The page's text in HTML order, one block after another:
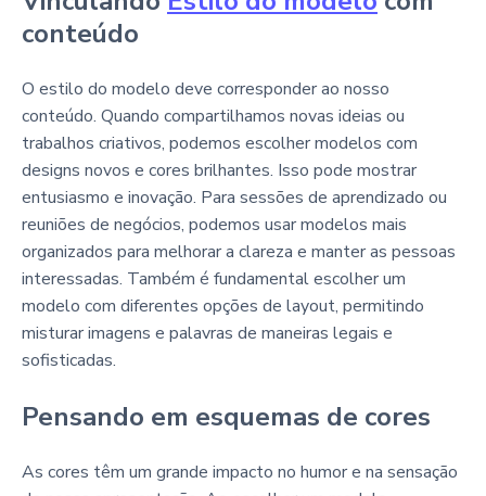
conteúdo
O estilo do modelo deve corresponder ao nosso
conteúdo. Quando compartilhamos novas ideias ou
trabalhos criativos, podemos escolher modelos com
designs novos e cores brilhantes. Isso pode mostrar
entusiasmo e inovação. Para sessões de aprendizado ou
reuniões de negócios, podemos usar modelos mais
organizados para melhorar a clareza e manter as pessoas
interessadas. Também é fundamental escolher um
modelo com diferentes opções de layout, permitindo
misturar imagens e palavras de maneiras legais e
sofisticadas.
Pensando em esquemas de cores
As cores têm um grande impacto no humor e na sensação